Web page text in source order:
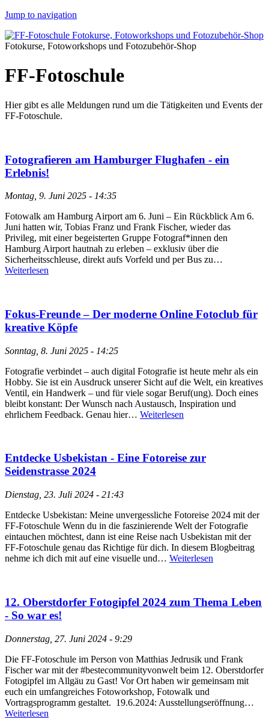
Jump to navigation
Fotokurse, Fotoworkshops und Fotozubehör-Shop
FF-Fotoschule
Hier gibt es alle Meldungen rund um die Tätigkeiten und Events der
FF-Fotoschule.
Fotografieren am Hamburger Flughafen - ein
Erlebnis!
Montag, 9. Juni 2025 - 14:35
Fotowalk am Hamburg Airport am 6. Juni – Ein Rückblick Am 6.
Juni hatten wir, Tobias Franz und Frank Fischer, wieder das
Privileg, mit einer begeisterten Gruppe Fotograf*innen den
Hamburg Airport hautnah zu erleben – exklusiv über die
Sicherheitsschleuse, direkt aufs Vorfeld und per Bus zu…
Weiterlesen
Fokus-Freunde – Der moderne Online Fotoclub für
kreative Köpfe
Sonntag, 8. Juni 2025 - 14:25
Fotografie verbindet – auch digital Fotografie ist heute mehr als ein
Hobby. Sie ist ein Ausdruck unserer Sicht auf die Welt, ein kreatives
Ventil, ein Handwerk – und für viele sogar Beruf(ung). Doch eines
bleibt konstant: Der Wunsch nach Austausch, Inspiration und
ehrlichem Feedback. Genau hier… Weiterlesen
Entdecke Usbekistan - Eine Fotoreise zur
Seidenstrasse 2024
Dienstag, 23. Juli 2024 - 21:43
Entdecke Usbekistan: Meine unvergessliche Fotoreise 2024 mit der
FF-Fotoschule Wenn du in die faszinierende Welt der Fotografie
eintauchen möchtest, dann ist eine Reise nach Usbekistan mit der
FF-Fotoschule genau das Richtige für dich. In diesem Blogbeitrag
nehme ich dich mit auf eine visuelle und… Weiterlesen
12. Oberstdorfer Fotogipfel 2024 zum Thema Leben
- So war es!
Donnerstag, 27. Juni 2024 - 9:29
Die FF-Fotoschule im Person von Matthias Jedrusik und Frank
Fischer war mit der #bestecommunityvonwelt beim 12. Oberstdorfer
Fotogipfel im Allgäu zu Gast! Vor Ort haben wir gemeinsam mit
euch ein umfangreiches Fotoworkshop, Fotowalk und
Vortragsprogramm gestaltet. 19.6.2024: Ausstellungseröffnung…
Weiterlesen